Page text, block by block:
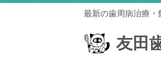
最新の歯周病治療・
友田